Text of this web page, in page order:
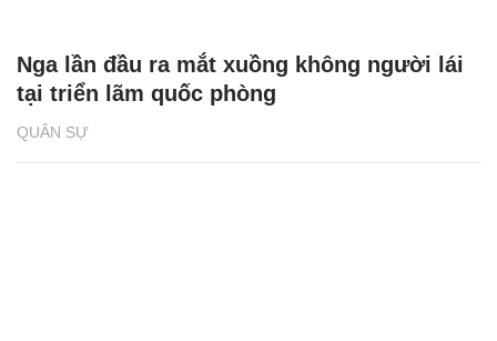
QUÂN SỰ
Nga lần đầu ra mắt xuồng không người lái
tại triển lãm quốc phòng